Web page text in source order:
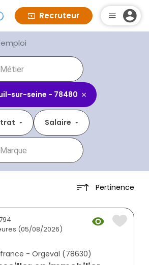
Recruteur
sur-seine - 78480
Salaire
Pertinence
(05/08/2026)
- Orgeval (78630)